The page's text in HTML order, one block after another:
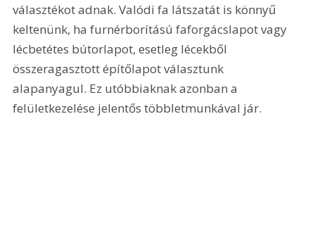
választékot adnak. Valódi fa látszatát is könnyű
keltenünk, ha furnérborítású faforgácslapot vagy
lécbetétes bútorlapot, esetleg lécekből
összeragasztott építőlapot választunk
alapanyagul. Ez utóbbiaknak azonban a
felületkezelése jelentős többletmunkával jár.